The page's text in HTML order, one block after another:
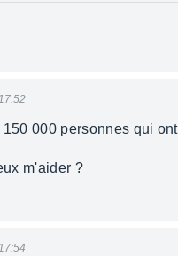
000 personnes qui
m'aider ?